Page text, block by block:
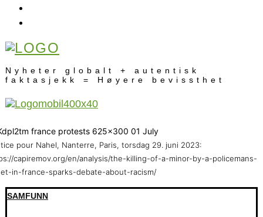
Nyheter globalt + autentisk
faktasjekk = Høyere bevissthet
pour Nahel, Nanterre, Paris, torsdag 29. juni 2023:
capiremov.org/en/analysis/the-killing-of-a-minor-by-a-policemans-
in-france-sparks-debate-about-racism/
SAMFUNN